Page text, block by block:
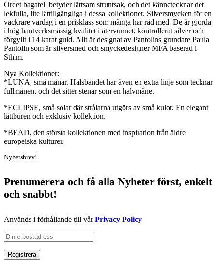
Ordet bagatell betyder lättsam struntsak, och det kännetecknar det
lekfulla, lite lättillgängliga i dessa kollektioner. Silversmycken för en
vackrare vardag i en prisklass som många har råd med. De är gjorda
i hög hantverksmässig kvalitet i återvunnet, kontrollerat silver och
förgyllt i 14 karat guld. Allt är designat av Pantolins grundare Paula
Pantolin som är silversmed och smyckedesigner MFA baserad i
Sthlm.
Nya Kollektioner:
*LUNA, små månar. Halsbandet har även en extra linje som tecknar
fullmånen, och det sitter stenar som en halvmåne.
*ECLIPSE, små solar där strålarna utgörs av små kulor. En elegant
lättburen och exklusiv kollektion.
*BEAD, den största kollektionen med inspiration från äldre
europeiska kulturer.
Nyhetsbrev!
Prenumerera och få alla Nyheter först, enkelt
och snabbt!
Används i förhållande till vårPrivacy Policy